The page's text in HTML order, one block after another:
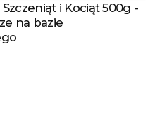
i Kociąt 500g -
na bazie